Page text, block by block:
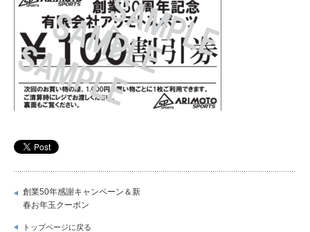
創業50年感謝キャンペーン＆新
春お年玉クーポン
トップページに戻る